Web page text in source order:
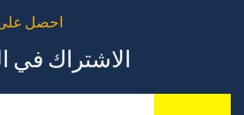
// احصل
الاشتراك في